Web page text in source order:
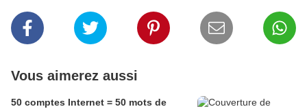
Vous aimerez aussi
50 comptes Internet = 50 mots de